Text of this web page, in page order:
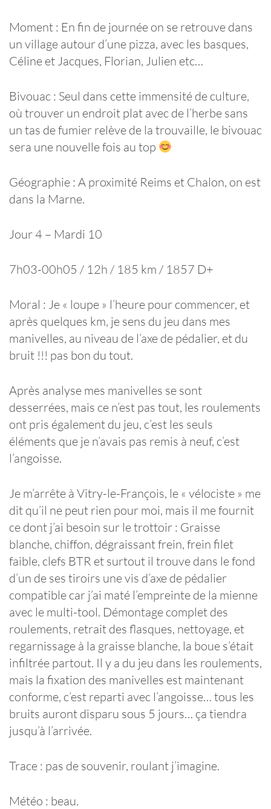
Moment : En fin de journée on se retrouve dans
un village autour d’une pizza, avec les basques,
Céline et Jacques, Florian, Julien etc…
Bivouac : Seul dans cette immensité de culture,
où trouver un endroit plat avec de l’herbe sans
un tas de fumier relève de la trouvaille, le bivouac
sera une nouvelle fois au top
Géographie : A proximité Reims et Chalon, on est
dans la Marne.
Jour 4 – Mardi 10
7h03-00h05 / 12h / 185 km / 1857 D+
Moral : Je « loupe » l’heure pour commencer, et
après quelques km, je sens du jeu dans mes
manivelles, au niveau de l’axe de pédalier, et du
bruit !!! pas bon du tout.
Après analyse mes manivelles se sont
desserrées, mais ce n’est pas tout, les roulements
ont pris également du jeu, c’est les seuls
éléments que je n’avais pas remis à neuf, c’est
l’angoisse.
Je m’arrête à Vitry-le-François, le « vélociste » me
dit qu’il ne peut rien pour moi, mais il me fournit
ce dont j’ai besoin sur le trottoir : Graisse
blanche, chiffon, dégraissant frein, frein filet
faible, clefs BTR et surtout il trouve dans le fond
d’un de ses tiroirs une vis d’axe de pédalier
compatible car j’ai maté l’empreinte de la mienne
avec le multi-tool. Démontage complet des
roulements, retrait des flasques, nettoyage, et
regarnissage à la graisse blanche, la boue s’était
infiltrée partout. Il y a du jeu dans les roulements,
mais la fixation des manivelles est maintenant
conforme, c’est reparti avec l’angoisse… tous les
bruits auront disparu sous 5 jours… ça tiendra
jusqu’à l’arrivée.
Trace : pas de souvenir, roulant j’imagine.
Météo : beau.